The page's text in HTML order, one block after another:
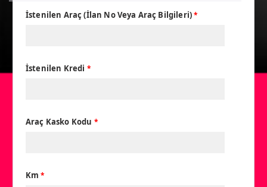
İstenilen Araç (İlan No Veya Araç Bilgileri)*
İstenilen Kredi *
Araç Kasko Kodu *
Km*